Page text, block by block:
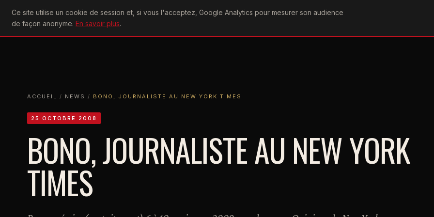
Ce site utilise un cookie de session et, si vous l'acceptez, Google Analytics pour mesurer son audience
de façon anonyme. En savoir plus.
U2achtung
ACCUEIL
ACTU CONCERTS DISCOGRAPHIEPAROLESVIDÉOGRAPHIEFORUMS
ACCUEIL / NEWS / BONO, JOURNALISTE AU NEW YORK TIMES
25 OCTOBRE 2008
BONO, JOURNALISTE AU NEW YORK
TIMES